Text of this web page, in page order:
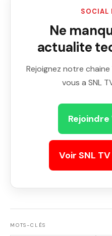
SOCIAL
Ne
actualite
Rejoignez notre
vous a SNL
Voir SNL
MOTS-CLÉS